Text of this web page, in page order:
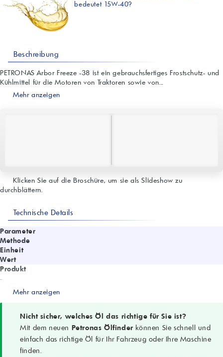
bedeutet 15W-40?
Beschreibung
PETRONAS Arbor Freeze -38 ist ein gebrauchsfertiges Frostschutz- und
Kühlmittel für die Motoren von Traktoren sowie von...
Mehr anzeigen
Klicken Sie auf die Broschüre, um sie als Slideshow zu
durchblättern.
Technische Details
Parameter
Methode
Einheit
Wert
Produkt
-
PETRONAS Arbor Freeze -38
Typ
Frostschutz- und Kühlmittel, gebrauchsfertig
Einsatzbereich
Mehr anzeigen
Nicht sicher, welches Öl das richtige für Sie ist?
Mit dem neuen Petronas Ölfinder können Sie schnell und
einfach das richtige Öl für Ihr Fahrzeug oder Ihre Maschine
finden.